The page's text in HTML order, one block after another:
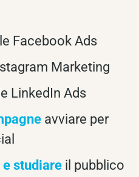
le Facebook Ads
Marketing
le LinkedIn Ads
avviare per
studiare il pubblico